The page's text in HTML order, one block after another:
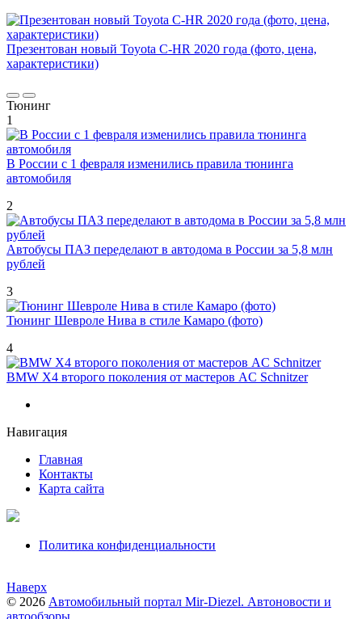
Презентован новый Toyota C-HR 2020 года (фото, цена,
характеристики)
Тюнинг
1
В России с 1 февраля изменились правила тюнинга
автомобиля
2
Автобусы ПАЗ переделают в автодома в России за 5,8 млн
рублей
3
Тюнинг Шевроле Нива в стиле Камаро (фото)
4
BMW X4 второго поколения от мастеров AC Schnitzer
Навигация
Главная
Контакты
Карта сайта
Политика конфиденциальности
Наверх
© 2026 Автомобильный портал Mir-Diezel. Автоновости и
автообзоры